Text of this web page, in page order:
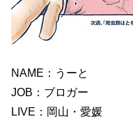
NAME：うーと
JOB：ブロガー
LIVE：岡山・愛媛